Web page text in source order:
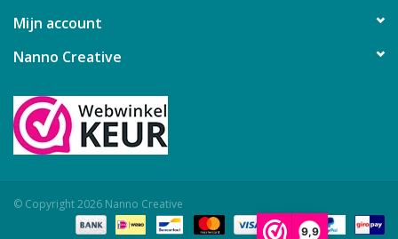
9,9
Mijn account
Nanno Creative
© Copyright 2026 Nanno Creative